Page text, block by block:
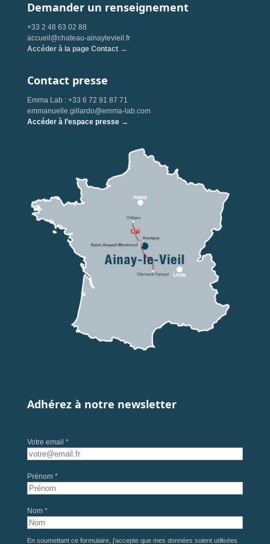
Demander un renseignement
+33 2 48 63 02 88
accueil@chateau-ainaylevieil.fr
Accéder à la page Contact →
Contact presse
Emma Lab : +33 6 72 91 87 71
emmanuelle.gillardo@emma-lab.com
Accéder à l’espace presse →
Adhérez à notre newsletter
Votre email *
Prénom *
Nom *
En soumettant ce formulaire, j'accepte que mes données soient utilisées